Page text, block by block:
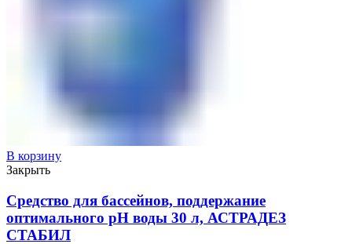
В корзину
Закрыть
Средство для бассейнов, поддержание
оптимального рН воды 30 л, АСТРАДЕЗ
СТАБИЛ